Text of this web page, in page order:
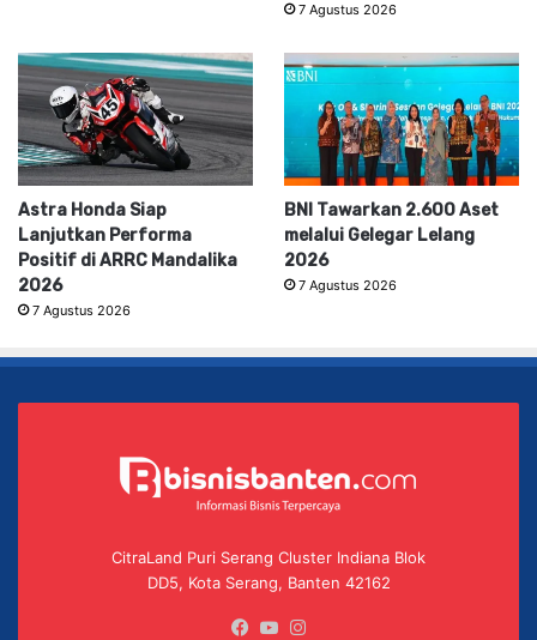
7 Agustus 2026
Astra Honda Siap
Lanjutkan Performa
Positif di ARRC Mandalika
2026
7 Agustus 2026
BNI Tawarkan 2.600 Aset
melalui Gelegar Lelang
2026
7 Agustus 2026
CitraLand Puri Serang Cluster Indiana Blok
DD5, Kota Serang, Banten 42162
Facebook
YouTube